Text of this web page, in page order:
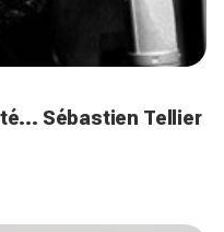
Sébastien Tellier